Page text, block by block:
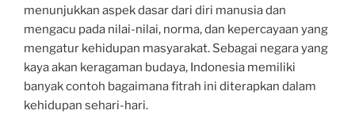
menunjukkan aspek dasar dari diri manusia dan
mengacu pada nilai-nilai, norma, dan kepercayaan yang
mengatur kehidupan masyarakat. Sebagai negara yang
kaya akan keragaman budaya, Indonesia memiliki
banyak contoh bagaimana fitrah ini diterapkan dalam
kehidupan sehari-hari.